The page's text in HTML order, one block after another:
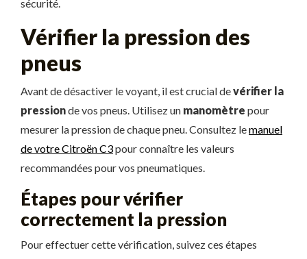
sécurité.
Vérifier la pression des
pneus
Avant de désactiver le voyant, il est crucial devérifier la
pressionde vos pneus. Utilisez un manomètre pour
mesurer la pression de chaque pneu. Consultez lemanuel
de votre Citroën C3pour connaître les valeurs
recommandées pour vos pneumatiques.
Étapes pour vérifier
correctement la pression
Pour effectuer cette vérification, suivez ces étapes